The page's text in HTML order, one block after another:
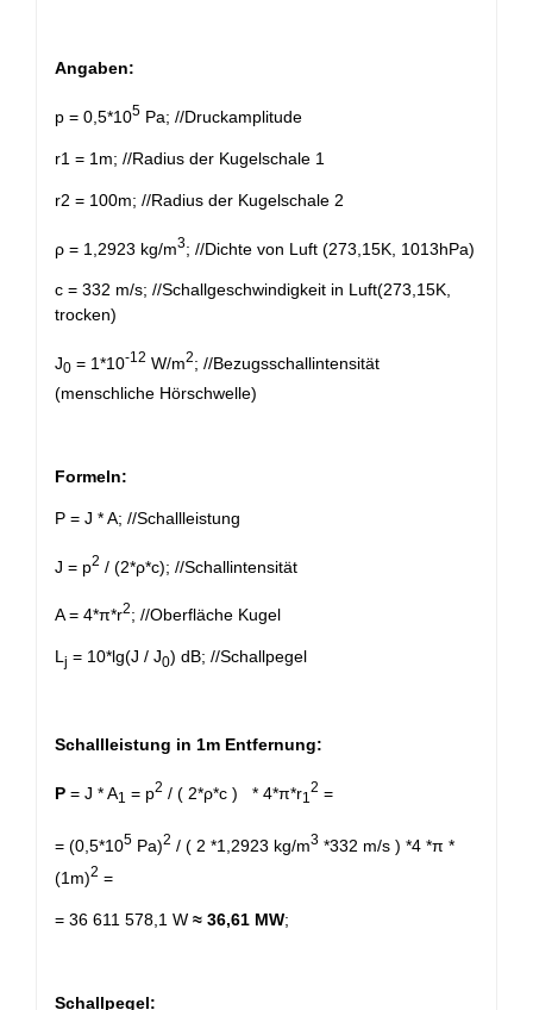
Angaben:
p = 0,5*105 Pa; //Druckamplitude
r1 = 1m; //Radius der Kugelschale 1
r2 = 100m; //Radius der Kugelschale 2
ρ = 1,2923 kg/m3; //Dichte von Luft (273,15K, 1013hPa)
c = 332 m/s; //Schallgeschwindigkeit in Luft(273,15K,
trocken)
J0 = 1*10-12 W/m2; //Bezugsschallintensität
(menschliche Hörschwelle)
Formeln:
P = J * A; //Schallleistung
J = p2 / (2*ρ*c); //Schallintensität
A = 4*π*r2; //Oberfläche Kugel
L j = 10*lg(J / J0) dB; //Schallpegel
Schallleistung in 1m Entfernung:
P = J * A1 = p2 / ( 2*ρ*c ) * 4*π*r1
2 =
= (0,5*105 Pa)2 / ( 2 *1,2923 kg/m3 *332 m/s ) *4 *π *
(1m)2 =
= 36 611 578,1 W ≈ 36,61 MW;
Schallpegel: